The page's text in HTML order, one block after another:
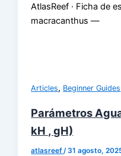
AtlasReef · Ficha de
macracanthus —
Articles, Beginner Guides
Parámetros
kH , gH)
atlasreef/31 agosto,